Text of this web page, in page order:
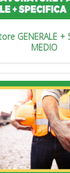
GENERALE +
MEDIO